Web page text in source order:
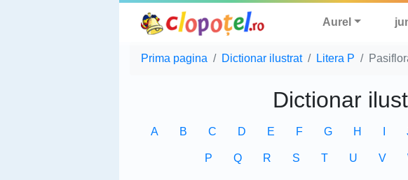
Aurel
Prima pagina Dictionar ilustrat Litera P
Dictionar
A B C D E F G H
P Q R S T U V